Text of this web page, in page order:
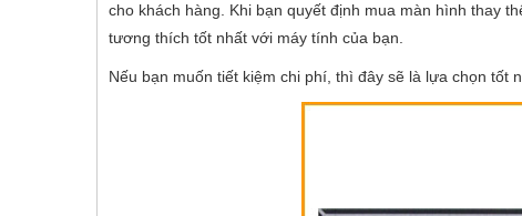
cho khách hàng. Khi bạn quyết định mua màn hình thay
tương thích tốt nhất với máy tính của bạn.
Nếu bạn muốn tiết kiệm chi phí, thì đây sẽ là lựa chọn tốt